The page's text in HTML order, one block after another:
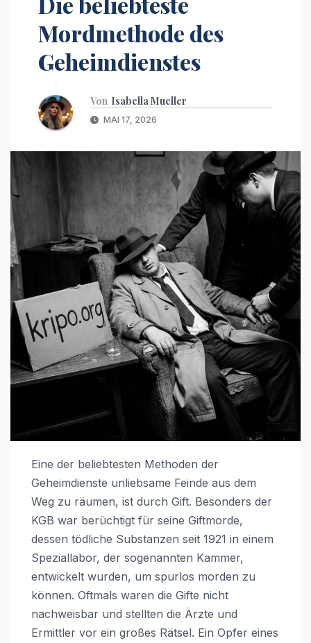
Mordmethode des
Geheimdienstes
Von Isabella Mueller
MAI 17, 2026
Eine der beliebtesten Methoden der
Geheimdienste unliebsame Feinde aus dem
Weg zu räumen, ist durch Gift. Besonders der
KGB war berüchtigt für seine Giftmorde,
dessen tödliche Substanzen seit 1921 in einem
Speziallabor, der sogenannten Kammer,
entwickelt wurden, um spurlos morden zu
können. Oftmals waren die Gifte nicht
nachweisbar und stellten die Ärzte und
Ermittler vor ein großes Rätsel. Ein Opfer eines